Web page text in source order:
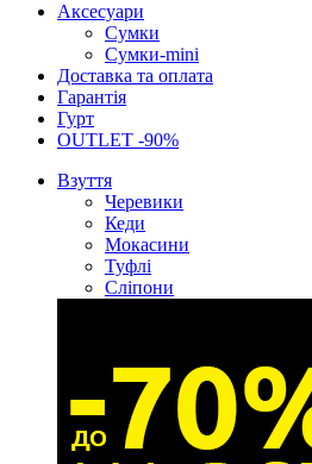
Аксесуари
Сумки
Сумки-mini
Доставка та оплата
Гарантія
Гурт
OUTLET -90%
Взуття
Черевики
Кеди
Мокасини
Туфлі
Сліпони